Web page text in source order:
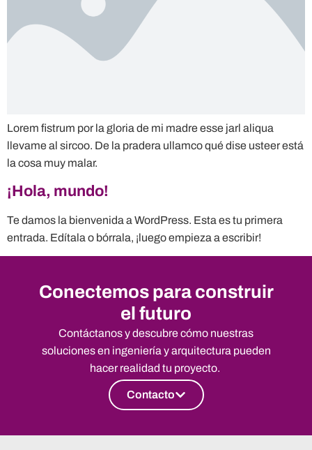
Lorem fistrum por la gloria de mi madre esse jarl aliqua
llevame al sircoo. De la pradera ullamco qué dise usteer está
la cosa muy malar.
¡Hola, mundo!
Te damos la bienvenida a WordPress. Esta es tu primera
entrada. Edítala o bórrala, ¡luego empieza a escribir!
Conectemos para construir
el futuro
Contáctanos y descubre cómo nuestras
soluciones en ingeniería y arquitectura pueden
hacer realidad tu proyecto.
Contacto